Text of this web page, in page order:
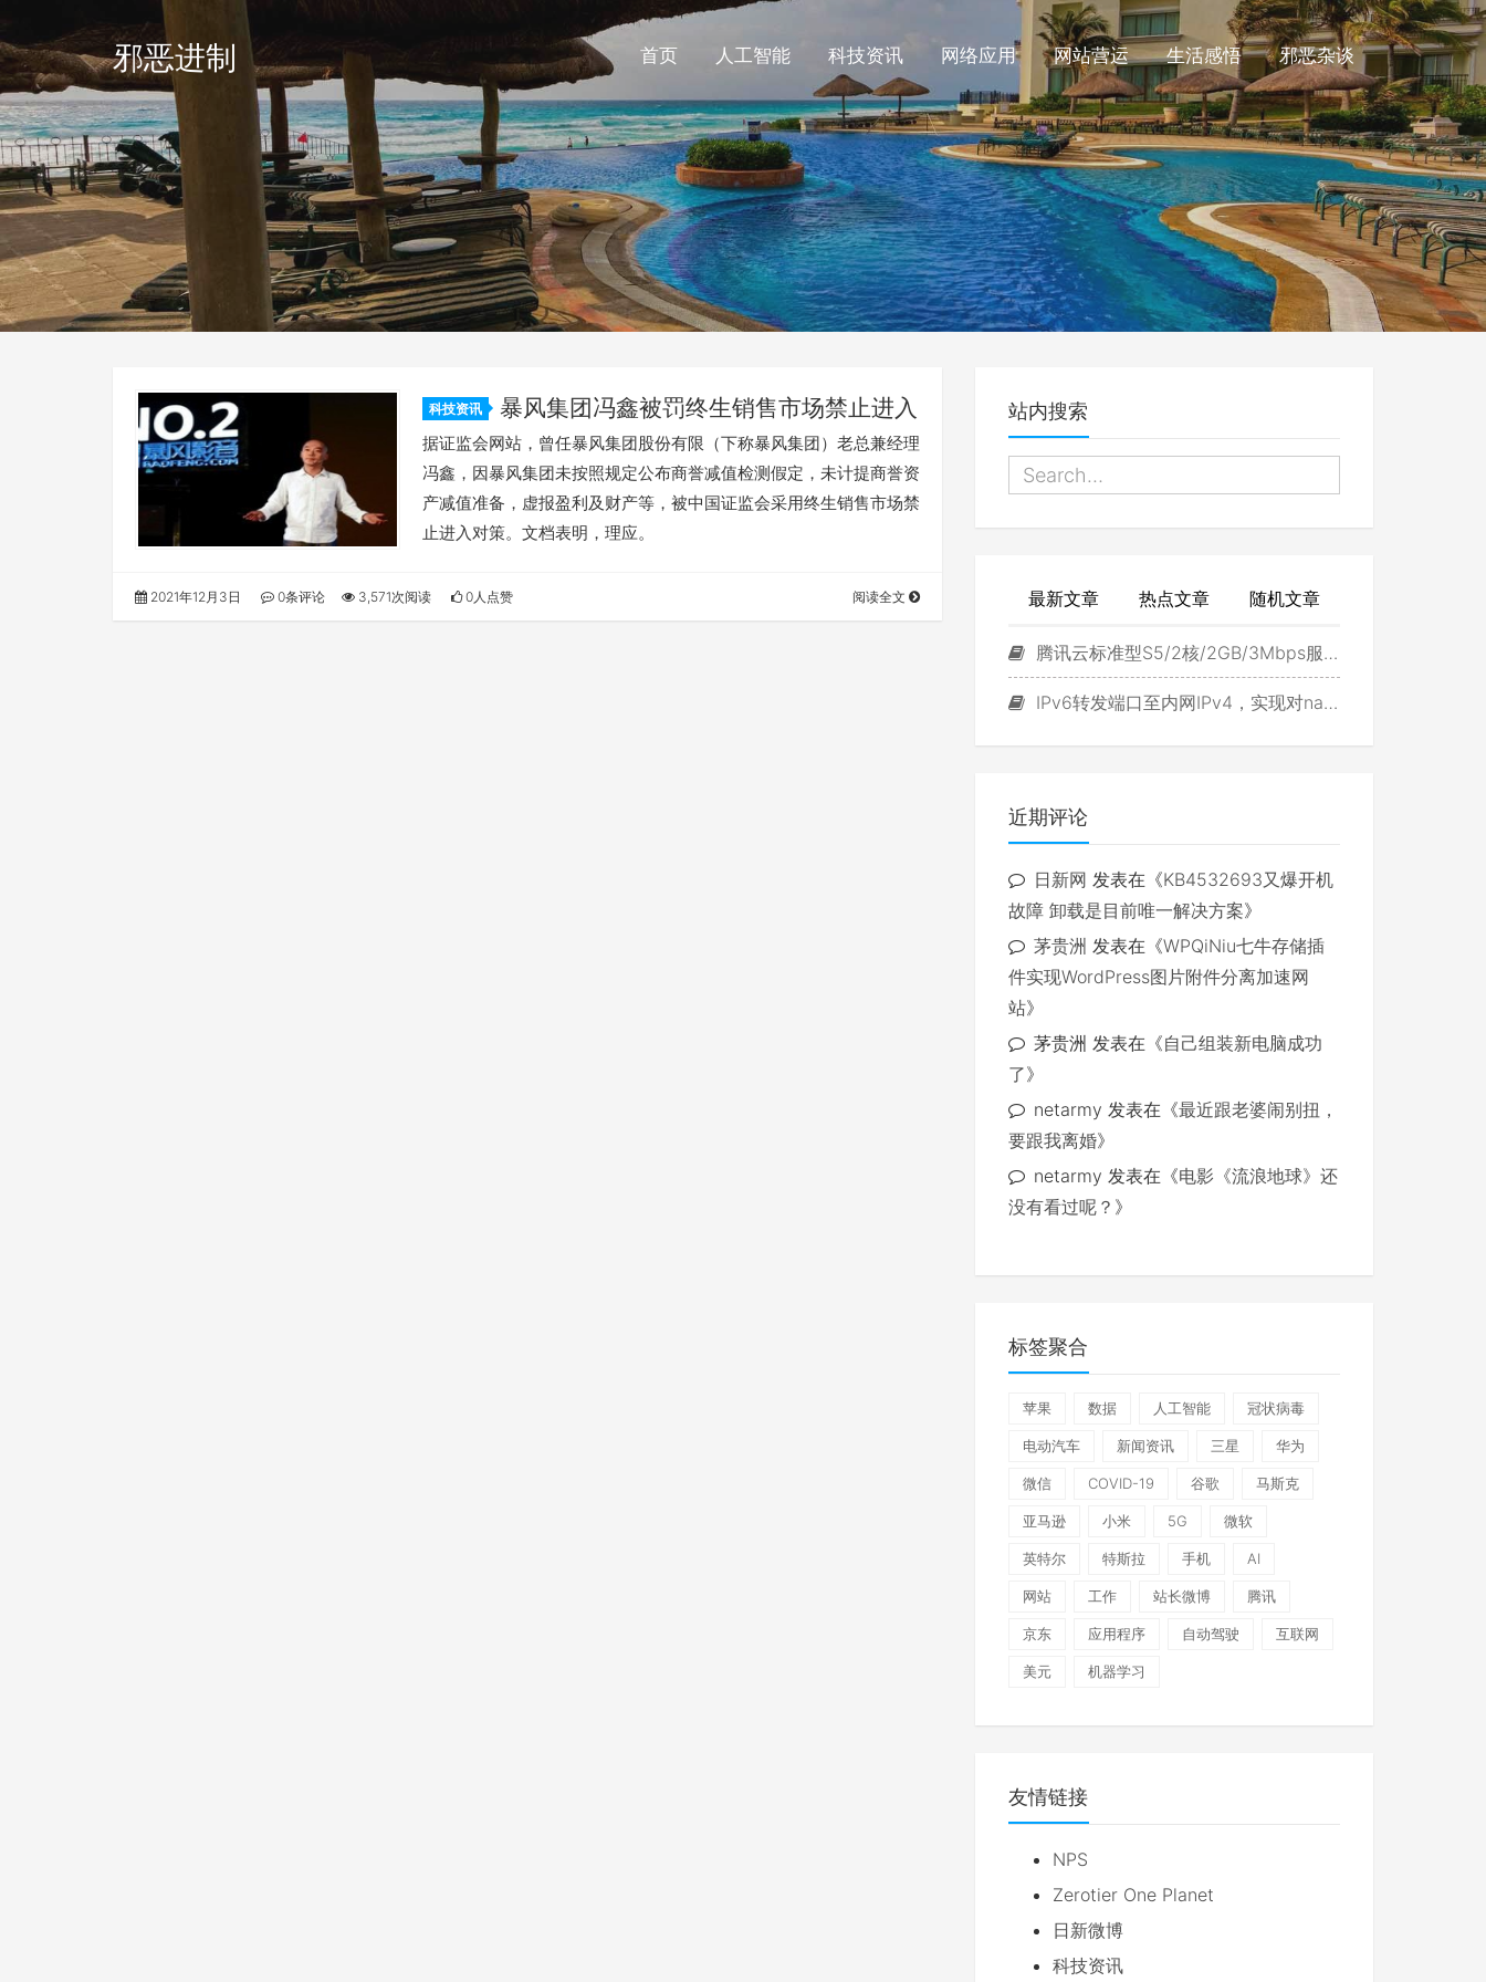
邪恶进制 首页 人工智能 科技资讯 网络应用 网站营运 生活感悟 邪恶杂谈
科技资讯 暴风集团冯鑫被罚终生销售市场禁止进入
据证监会网站，曾任暴风集团股份有限（下称暴风集团）老总兼经理
冯鑫，因暴风集团未按照规定公布商誉减值检测假定，未计提商誉资
产减值准备，虚报盈利及财产等，被中国证监会采用终生销售市场禁
止进入对策。文档表明，理应。
2021年12月3日 0条评论 3,571次阅读 0人点赞 阅读全文
站内搜索
最新文章 热点文章 随机文章
腾讯云标准型S5/2核/2GB/3Mbps服务器试用
IPv6转发端口至内网IPv4，实现对navidrome直接访问
近期评论
日新网 发表在《KB4532693又爆开机
故障 卸载是目前唯一解决方案》
茅贵洲 发表在《WPQiNiu七牛存储插
件实现WordPress图片附件分离加速网
站》
茅贵洲 发表在《自己组装新电脑成功
了》
netarmy 发表在《最近跟老婆闹别扭，
要跟我离婚》
netarmy 发表在《电影《流浪地球》还
没有看过呢？ 》
标签聚合
苹果 数据 人工智能 冠状病毒
电动汽车 新闻资讯 三星 华为
微信 COVID-19 谷歌 马斯克
亚马逊 小米 5G 微软
英特尔 特斯拉 手机 AI
网站 工作 站长微博 腾讯
京东 应用程序 自动驾驶 互联网
美元 机器学习
友情链接
NPS
Zerotier One Planet
日新微博
科技资讯